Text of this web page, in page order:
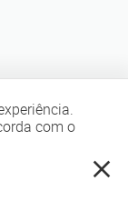
reservados.
com o